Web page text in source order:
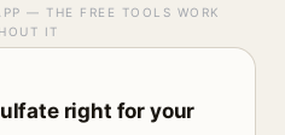
— THE FREE TOOLS WORK
IT
right for your